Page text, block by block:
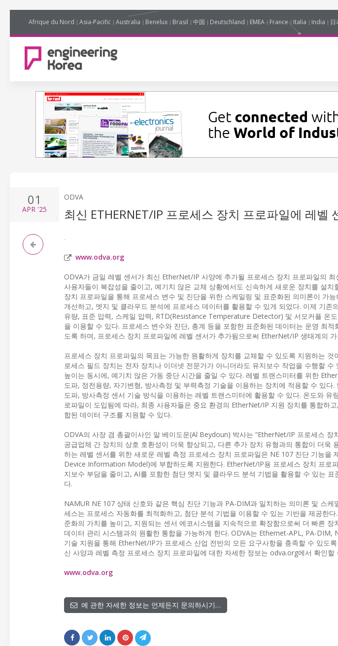
Afrique du Nord Asia-Pacific Australia Benelux Brasil 中国 Deutschland EMEA France Italia India 日
01
APR '25
ODVA
최신 ETHERNET/IP 프로세스 장치 프로파일에 레벨
.
www.odva.org
ODVA가 금일 레벨 센서가 최신 EtherNet/IP 사양에 추가될 프로세스 장치 프로파일의
사용자들이 복잡성을 줄이고, 예기치 않은 교체 상황에서도 신속하게 새로운 장치를 설
장치 프로파일을 통해 프로세스 변수 및 진단을 위한 스케일링 및 표준화된 의미론이 가
개선하고, 엣지 및 클라우드 분석에 프로세스 데이터를 활용할 수 있게 되었다. 이제 기존
유량, 표준 압력, 스케일 압력, RTD(Resistance Temperature Detector) 및 서모커플 온
을 이용할 수 있다. 프로세스 변수와 진단, 총계 등을 포함한 표준화된 데이터는 운영 최
도록 하며, 프로세스 장치 프로파일에 레벨 센서가 추가됨으로써 EtherNet/IP 생태계의
프로세스 장치 프로파일의 목표는 가능한 원활하게 장치를 교체할 수 있도록 지원하는
로세스 필드 장치는 전자 장치나 이더넷 전문가가 아니더라도 유지보수 작업을 수행할
높이는 동시에, 예기치 않은 가동 중단 시간을 줄일 수 있다. 레벨 트랜스미터를 위한
도파, 정전용량, 자기변형, 방사측정 및 부력측정 기술을 이용하는 장치에 적용할 수 있다
도파, 방사측정 센서 기술 방식을 이용하는 레벨 트랜스미터에 활용할 수 있다. 온도와 유
로파일이 도입됨에 따라, 최종 사용자들은 중요 환경의 EtherNet/IP 지원 장치를 통합하
합된 데이터 구조를 지원할 수 있다.
ODVA의 사장 겸 총괄이사인 알 베이도운(Al Beydoun) 박사는 “EtherNet/IP 프로세스
공급업체 간 장치의 상호 호환성이 더욱 향상되고, 다른 추가 장치 유형과의 통합이 더욱
하는 레벨 센서를 위한 새로운 레벨 측정 프로세스 장치 프로파일은 NE 107 진단 기능
Device Information Model)에 부합하도록 지원한다. EtherNet/IP용 프로세스 장치 프로
지보수 부담을 줄이고, AI를 포함한 첨단 엣지 및 클라우드 분석 기법을 활용할 수 있는 표
다.
NAMUR NE 107 상태 신호와 같은 핵심 진단 기능과 PA-DIM과 일치하는 의미론 및 스
세스는 프로세스 자동화를 최적화하고, 첨단 분석 기법을 이용할 수 있는 기반을 제공한
준화의 가치를 높이고, 지원되는 센서 에코시스템을 지속적으로 확장함으로써 더 빠른
데이터 관리 시스템과의 원활한 통합을 가능하게 한다. ODVA는 Ethernet-APL, PA-DIM,
기술 지원을 통해 EtherNet/IP가 프로세스 산업 전반의 모든 요구사항을 충족할 수 있도
신 사양과 레벨 측정 프로세스 장치 프로파일에 대한 자세한 정보는 odva.org에서 확인할
www.odva.org
에 관한 자세한 정보는 언제든지 문의하시기…